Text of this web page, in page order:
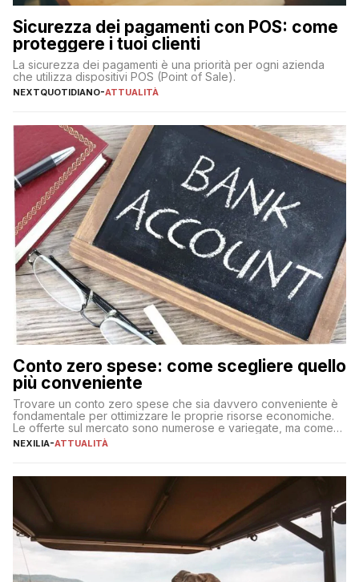
Sicurezza dei pagamenti con POS: come
proteggere i tuoi clienti
La sicurezza dei pagamenti è una priorità per ogni azienda
che utilizza dispositivi POS (Point of Sale).
NEXTQUOTIDIANO-ATTUALITÀ
Conto zero spese: come scegliere quello
più conveniente
Trovare un conto zero spese che sia davvero conveniente è
fondamentale per ottimizzare le proprie risorse economiche.
Le offerte sul mercato sono numerose e variegate, ma come
individuare quella più adatta alle proprie esigenze senza
sul […]
NEXILIA-ATTUALITÀ